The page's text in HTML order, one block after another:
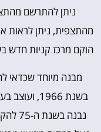
ניתן להתרשם
מהתצפית, ניתן לראות
הוקם מרכז קניות חדש
מבנה מיוחד שכדאי
בשנת 1966,